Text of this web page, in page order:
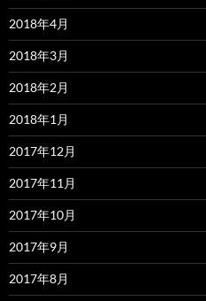
2018年4月
2018年3月
2018年2月
2018年1月
2017年12月
2017年11月
2017年10月
2017年9月
2017年8月